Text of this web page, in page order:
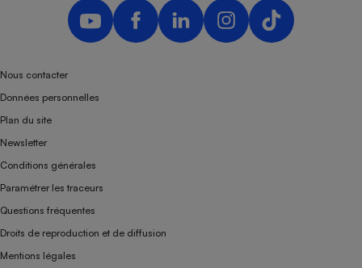
Nous contacter
Données personnelles
Plan du site
Newsletter
Conditions générales
Paramétrer les traceurs
Questions fréquentes
Droits de reproduction et de diffusion
Mentions légales